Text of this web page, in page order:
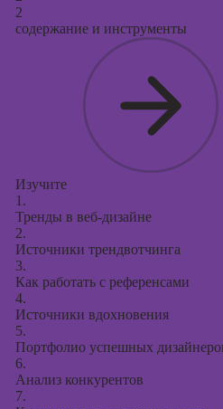
2
содержание и инструменты
Изучите
1.
Тренды в веб-дизайне
2.
Источники трендвотчинга
3.
Как работать с референсами
4.
Источники вдохновения
5.
Портфолио успешных
6.
Анализ конкурентов
7.